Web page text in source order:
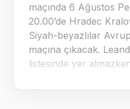
maçında 6 Ağustos
20.00’de Hradec
Siyah-beyazlılar
maçına çıkacak.
listesinde yer